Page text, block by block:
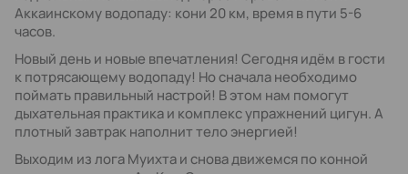
Аккаинскому водопаду: кони 20 км, время в пути 5-6
часов.
Новый день и новые впечатления! Сегодня идём в гости
к потрясающему водопаду! Но сначала необходимо
поймать правильный настрой! В этом нам помогут
дыхательная практика и комплекс упражнений цигун. А
плотный завтрак наполнит тело энергией!
Выходим из лога Муихта и снова движемся по конной